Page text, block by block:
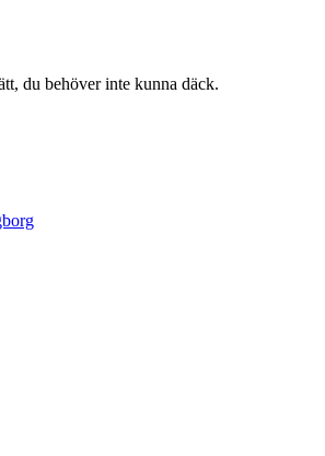
du behöver inte kunna däck.